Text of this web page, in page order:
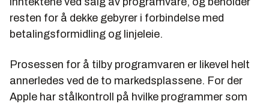
resten for å dekke gebyrer i forbindelse med
betalingsformidling og linjeleie.
Prosessen for å tilby programvaren er likevel helt
annerledes ved de to markedsplassene. For der
Apple har stålkontroll på hvilke programmer som